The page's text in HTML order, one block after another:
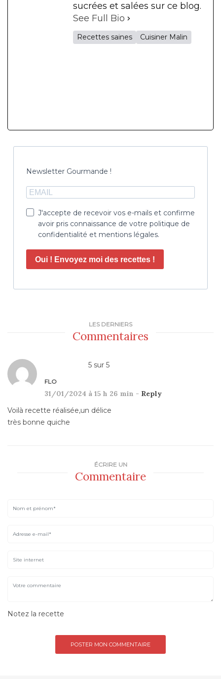
sucrées et salées sur ce blog.
See Full Bio
Recettes saines Cuisiner Malin
Newsletter Gourmande !
J'accepte de recevoir vos e-mails et confirme
avoir pris connaissance de votre politique de
confidentialité et mentions légales.
Oui ! Envoyez moi des recettes !
LES DERNIERS
Commentaires
5 sur 5
FLO
31/01/2024 à 15 h 26 min - Reply
Voilà recette réalisée,un délice
très bonne quiche
ÉCRIRE UN
Commentaire
Notez la recette